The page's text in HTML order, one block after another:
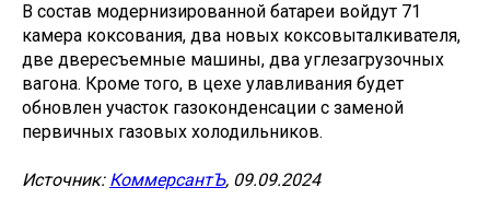
В состав модернизированной батареи войдут 71
камера коксования, два новых коксовыталкивателя,
две двересъемные машины, два углезагрузочных
вагона. Кроме того, в цехе улавливания будет
обновлен участок газоконденсации с заменой
первичных газовых холодильников.
Источник: КоммерсантЪ, 09.09.2024